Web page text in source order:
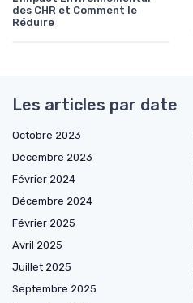
des CHR et Comment le
Réduire
Les articles par date
Octobre 2023
Décembre 2023
Février 2024
Décembre 2024
Février 2025
Avril 2025
Juillet 2025
Septembre 2025